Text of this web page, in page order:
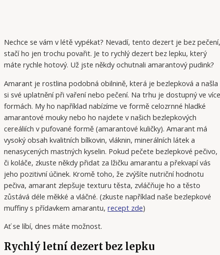
Nechce se vám v létě vypékat? Nevadí, tento dezert je bez pečení,
stačí ho jen trochu povařit. Je to rychlý dezert bez lepku, který
máte rychle hotový. Už jste někdy ochutnali amarantový pudink?
Amarant je rostlina podobná obilnině, která je bezlepková a našla
si své uplatnění při vaření nebo pečení. Na trhu je dostupný ve více
formách. My ho například nabízíme ve formě celozrnné hladké
amarantové mouky nebo ho najdete v našich bezlepkových
cereáliích v pufované formě (amarantové kuličky). Amarant má
vysoký obsah kvalitních bílkovin, vláknin, minerálních látek a
nenasycených mastných kyselin. Pokud pečete bezlepkové pečivo,
či koláče, zkuste někdy přidat za lžičku amarantu a překvapí vás
jeho pozitivní účinek. Kromě toho, že zvýšíte nutriční hodnotu
pečiva, amarant zlepšuje texturu těsta, zvláčňuje ho a těsto
zůstává déle měkké a vláčné. (zkuste například naše bezlepkové
muffiny s přídavkem amarantu, recept zde)
Ať se líbí, dnes máte možnost.
Rychlý letní dezert bez lepku